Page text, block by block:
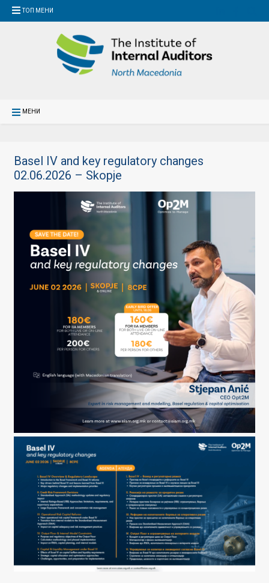
ТОП МЕНИ
МЕНИ
Basel IV and key regulatory changes
02.06.2026 – Skopje